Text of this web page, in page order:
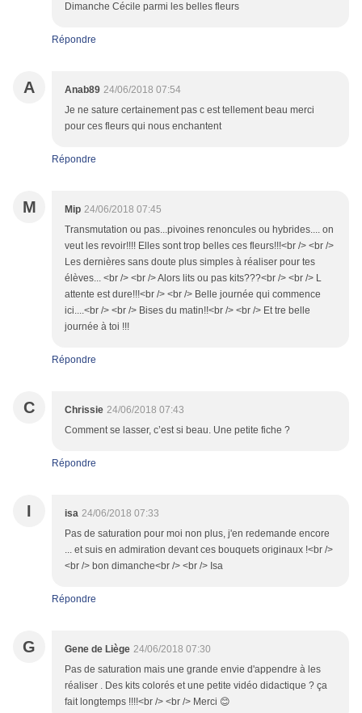
Dimanche Cécile parmi les belles fleurs
Répondre
A Anab89 24/06/2018 07:54
Je ne sature certainement pas c est tellement beau merci
pour ces fleurs qui nous enchantent
Répondre
M Mip 24/06/2018 07:45
Transmutation ou pas...pivoines renoncules ou hybrides.... on
veut les revoir!!!! Elles sont trop belles ces fleurs!!!<br /> <br />
Les dernières sans doute plus simples à réaliser pour tes
élèves... <br /> <br /> Alors lits ou pas kits???<br /> <br /> L
attente est dure!!!<br /> <br /> Belle journée qui commence
ici....<br /> <br /> Bises du matin!!<br /> <br /> Et tre belle
journée à toi !!!
Répondre
C Chrissie 24/06/2018 07:43
Comment se lasser, c’est si beau. Une petite fiche ?
Répondre
I isa 24/06/2018 07:33
Pas de saturation pour moi non plus, j'en redemande encore
... et suis en admiration devant ces bouquets originaux !<br />
<br /> bon dimanche<br /> <br /> Isa
Répondre
G Gene de Liège 24/06/2018 07:30
Pas de saturation mais une grande envie d'appendre à les
réaliser . Des kits colorés et une petite vidéo didactique ? ça
fait longtemps !!!!<br /> <br /> Merci 😊